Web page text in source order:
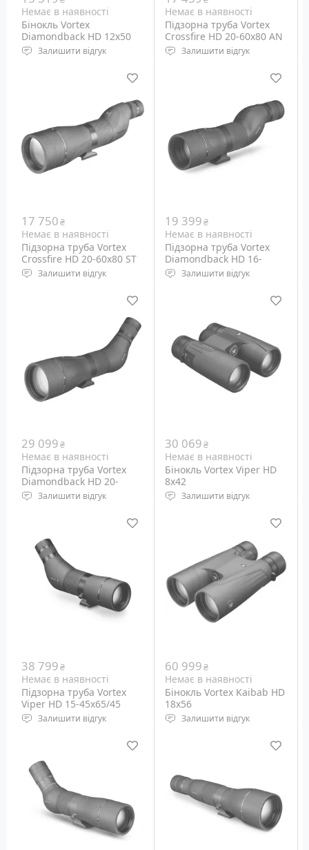
Немає в наявності
Бінокль Vortex
Diamondback HD 12x50
Залишити відгук
Кратність наближення:
Діаметр об'єктива: 50 мм
Вага: 819 грам
Немає в наявності
Підзорна труба Vortex
Crossfire HD 20-60x80 AN
(CF-80A)
Залишити відгук
Діаметр об'єктива: 80 мм
Кратність наближення:
17 750₴
Немає в наявності
Підзорна труба Vortex
Crossfire HD 20-60x80 ST
(CF-80S)
Залишити відгук
Діаметр об'єктива: 80 мм
Кратність наближення:
19 399₴
Немає в наявності
Підзорна труба Vortex
Diamondback HD 16-
48x65 (DS-65S)
Залишити відгук
Діаметр об'єктива: 65 мм
Кратність наближення:
16х - 48х
29 099₴
Немає в наявності
Підзорна труба Vortex
Diamondback HD 20-
60x85 AN (DS-85A)
Залишити відгук
Діаметр об'єктива: 85 мм
Кратність наближення:
20x - 60x
30 069₴
Немає в наявності
Бінокль Vortex Viper HD
8x42
Залишити відгук
Кратність наближення:
Діаметр об'єктива: 42 мм
Кут огляду: 7.8 °
Вага: 695 грам
38 799₴
Немає в наявності
Підзорна труба Vortex
Viper HD 15-45x65/45
(V500)Залишити відгук
Діаметр об'єктива: 65 мм
Кратність наближення:
15x - 45x
60 999₴
Немає в наявності
Бінокль Vortex Kaibab HD
18x56
Залишити відгук
Кратність наближення:
Кут огляду: 3.7 °
Вага: 1230 грам